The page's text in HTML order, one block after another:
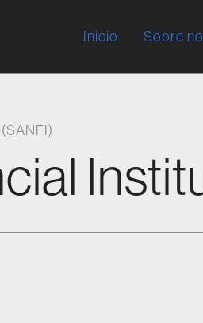
Inicio Sobre